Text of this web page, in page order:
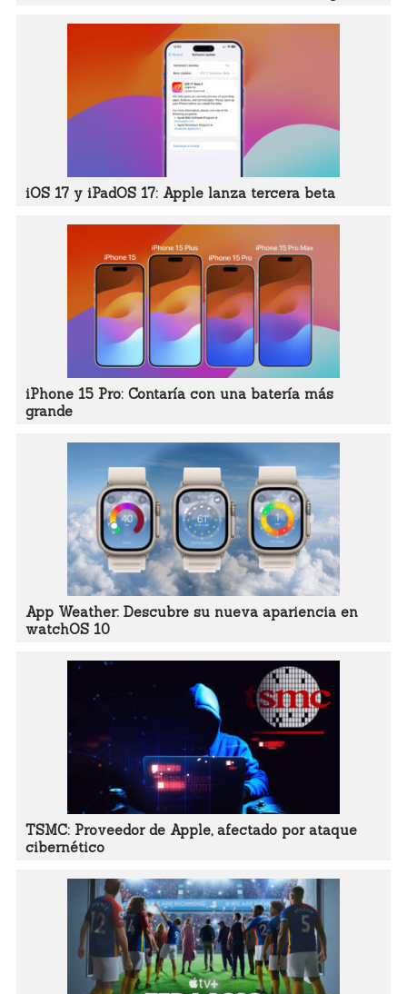
iOS 17 y iPadOS 17: Apple lanza tercera beta
iPhone 15 Pro: Contaría con una batería más
grande
App Weather: Descubre su nueva apariencia en
watchOS 10
TSMC: Proveedor de Apple, afectado por ataque
cibernético